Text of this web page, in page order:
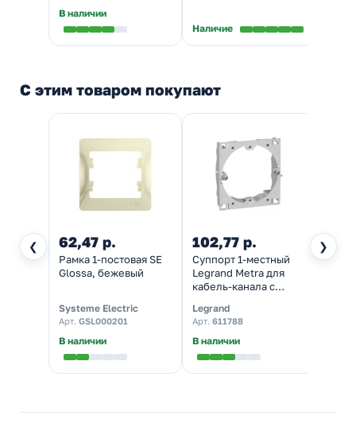
В наличии
Наличие
С этим товаром покупают
❮ ❯
62,47 р.
Рамка 1-постовая SE
Glossa, бежевый
Systeme Electric
Арт. GSL000201
В наличии
102,77 р.
Суппорт 1-местный
Legrand Metra для
кабель-канала с
универсальный
Legrand
Арт. 611788
В наличии